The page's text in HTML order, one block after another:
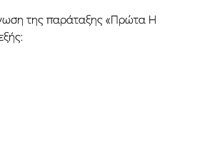
της παράταξης «Πρώτα Η